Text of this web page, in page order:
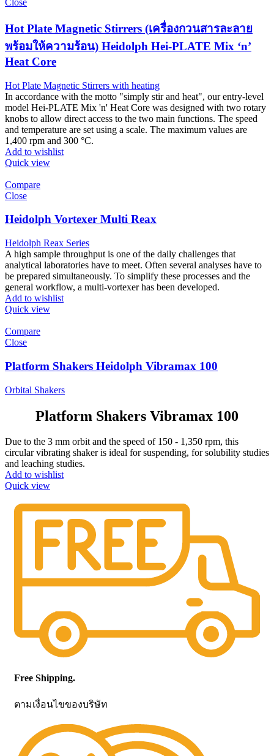
Close
Hot Plate Magnetic Stirrers (เครื่องกวนสารละลาย
พร้อมให้ความร้อน) Heidolph Hei-PLATE Mix ‘n’
Heat Core
Hot Plate Magnetic Stirrers with heating
In accordance with the motto "simply stir and heat", our entry-level
model Hei-PLATE Mix 'n' Heat Core was designed with two rotary
knobs to allow direct access to the two main functions. The speed
and temperature are set using a scale. The maximum values are
1,400 rpm and 300 °C.
Add to wishlist
Quick view
Compare
Close
Heidolph Vortexer Multi Reax
Heidolph Reax Series
A high sample throughput is one of the daily challenges that
analytical laboratories have to meet. Often several analyses have to
be prepared simultaneously. To simplify these processes and the
general workflow, a multi-vortexer has been developed.
Add to wishlist
Quick view
Compare
Close
Platform Shakers Heidolph Vibramax 100
Orbital Shakers
Platform Shakers Vibramax 100
Due to the 3 mm orbit and the speed of 150 - 1,350 rpm, this
circular vibrating shaker is ideal for suspending, for solubility studies
and leaching studies.
Add to wishlist
Quick view
Free Shipping.
ตามเงื่อนไขของบริษัท